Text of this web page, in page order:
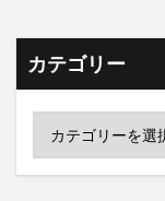
カテゴリー